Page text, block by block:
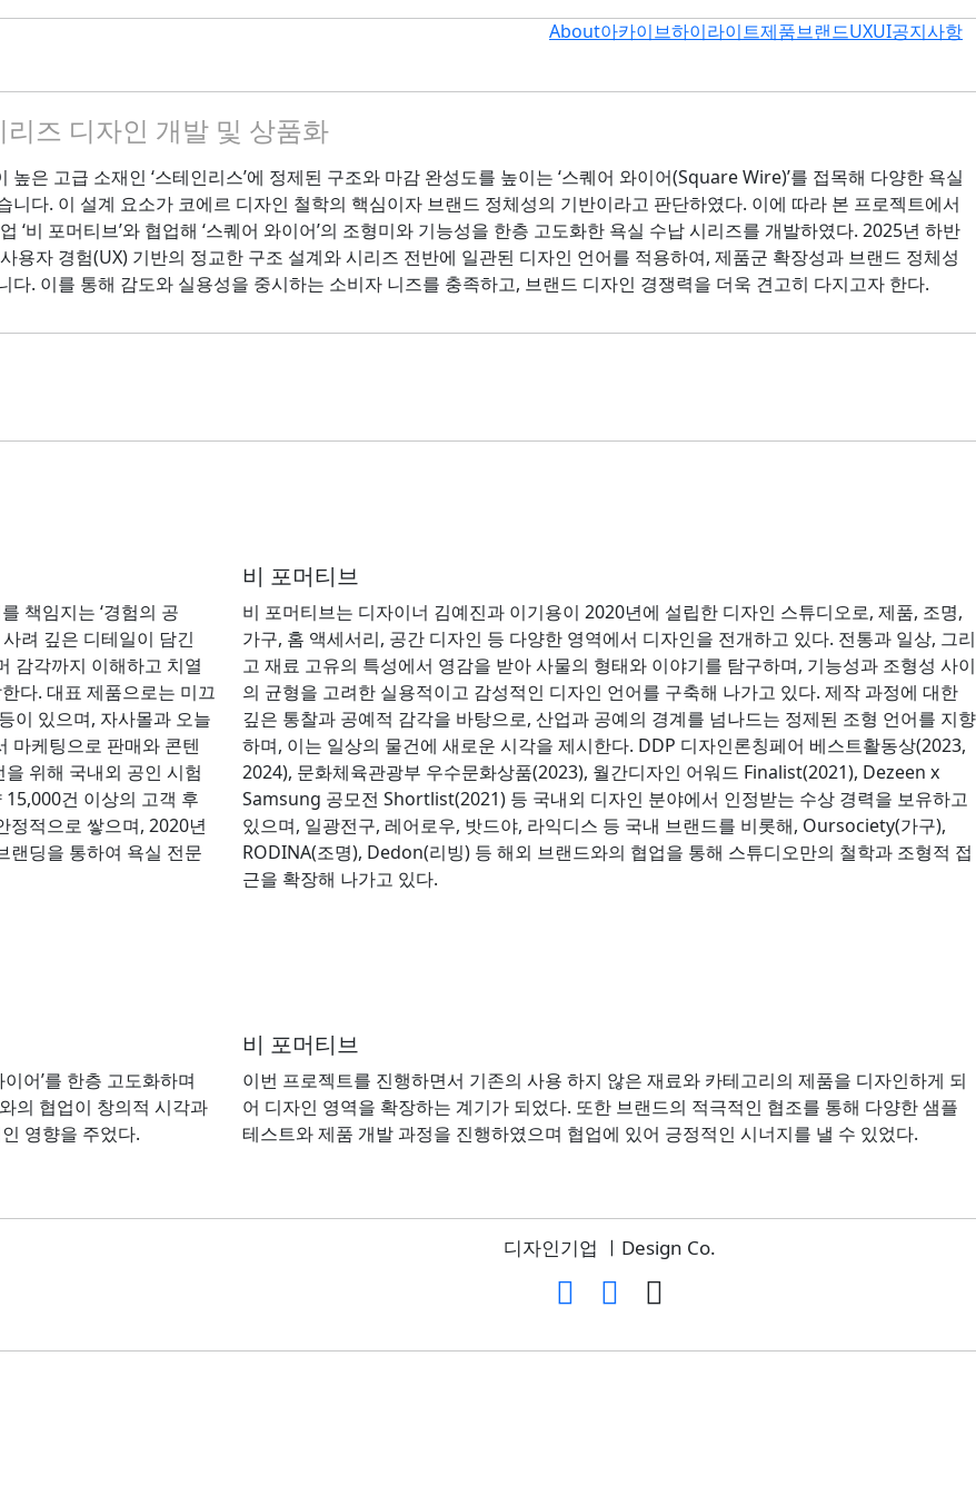
About아카이브하이라이트제품브랜드UXUI공지사항
리즈 디자인 개발 및 상품화
높은 고급 소재인 ‘스테인리스’에 정제된 구조와 마감 완성도를 높이는 ‘스퀘어 와이어(Square Wire)’를 접목해 다양한 욕실
니다. 이 설계 요소가 코에르 디자인 철학의 핵심이자 브랜드 정체성의 기반이라고 판단하였다. 이에 따라 본 프로젝트에서
‘비 포머티브’와 협업해 ‘스퀘어 와이어’의 조형미와 기능성을 한층 고도화한 욕실 수납 시리즈를 개발하였다. 2025년 하반
용자 경험(UX) 기반의 정교한 구조 설계와 시리즈 전반에 일관된 디자인 언어를 적용하여, 제품군 확장성과 브랜드 정체성
다. 이를 통해 감도와 실용성을 중시하는 소비자 니즈를 충족하고, 브랜드 디자인 경쟁력을 더욱 견고히 다지고자 한다.
책임지는 ‘경험의 공
려 깊은 디테일이 담긴
감각까지 이해하고 치열
다. 대표 제품으로는 미끄
이 있으며, 자사몰과 오늘
마케팅으로 판매와 콘텐
위해 국내외 공인 시험
건 이상의 고객 후
정적으로 쌓으며, 2020년
랜딩을 통하여 욕실 전문
비 포머티브
비 포머티브는 디자이너 김예진과 이기용이 2020년에 설립한 디자인 스튜디오로, 제품, 조명,
가구, 홈 액세서리, 공간 디자인 등 다양한 영역에서 디자인을 전개하고 있다. 전통과 일상, 그리
고 재료 고유의 특성에서 영감을 받아 사물의 형태와 이야기를 탐구하며, 기능성과 조형성 사이
의 균형을 고려한 실용적이고 감성적인 디자인 언어를 구축해 나가고 있다. 제작 과정에 대한
깊은 통찰과 공예적 감각을 바탕으로, 산업과 공예의 경계를 넘나드는 정제된 조형 언어를 지향
하며, 이는 일상의 물건에 새로운 시각을 제시한다. DDP 디자인론칭페어 베스트활동상(2023,
2024), 문화체육관광부 우수문화상품(2023), 월간디자인 어워드 Finalist(2021), Dezeen x
Samsung 공모전 Shortlist(2021) 등 국내외 디자인 분야에서 인정받는 수상 경력을 보유하고
있으며, 일광전구, 레어로우, 밧드야, 라익디스 등 국내 브랜드를 비롯해, Oursociety(가구),
RODINA(조명), Dedon(리빙) 등 해외 브랜드와의 협업을 통해 스튜디오만의 철학과 조형적 접
근을 확장해 나가고 있다.
어’를 한층 고도화하며
의 협업이 창의적 시각과
영향을 주었다.
비 포머티브
이번 프로젝트를 진행하면서 기존의 사용 하지 않은 재료와 카테고리의 제품을 디자인하게 되
어 디자인 영역을 확장하는 계기가 되었다. 또한 브랜드의 적극적인 협조를 통해 다양한 샘플
테스트와 제품 개발 과정을 진행하였으며 협업에 있어 긍정적인 시너지를 낼 수 있었다.
디자인기업 ㅣDesign Co.